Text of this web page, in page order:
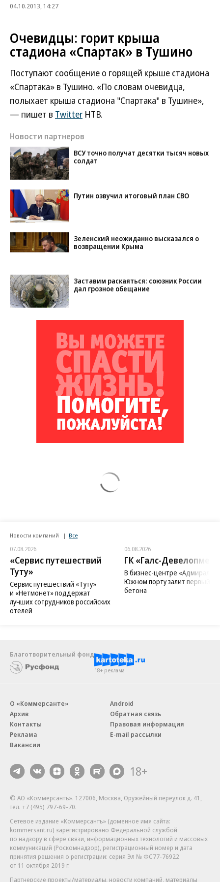
04.10.2013, 14:27
Очевидцы: горит крыша
стадиона «Спартак» в Тушино
Поступают сообщение о горящей крыше стадиона
«Спартака» в Тушино. «По словам очевидца,
полыхает крыша стадиона "Спартака" в Тушине»,
— пишет в Twitter НТВ.
Новости партнеров
ВСУ точно получат десятки тысяч новых
солдат
Путин озвучил итоговый план СВО
Зеленский неожиданно высказался о
возвращении Крыма
Заставим раскаяться: союзник России
дал грозное обещание
Новости компаний Все
07.08.2026
«Сервис путешествий
Туту»
Сервис путешествий «Туту»
и «Нетмонет» поддержат
лучших сотрудников российских
отелей
06.08.2026
ГК «Галс-
В бизнес-центре «Адмирал» в
Южном порту залит первый
бетона
Благотворительный фонд
18+ реклама
О «Коммерсанте»
Архив
Контакты
Реклама
Вакансии
Android
Обратная связь
Правовая информация
E-mail рассылки
18+
© АО «Коммерсантъ». 127006, Москва, Оружейный переулок д. 41,
тел. +7 (495) 797-69-70.
Сетевое издание «Коммерсантъ» (доменное имя сайта:
kommersant.ru) зарегистрировано Федеральной службой
по надзору в сфере связи, информационных технологий и массовых
коммуникаций (Роскомнадзор), регистрационный номер и дата
принятия решения о регистрации: серия Эл № ФС77-76922
от 11 октября 2019 г.
Партнерские проекты/материалы, новости компаний, материалы